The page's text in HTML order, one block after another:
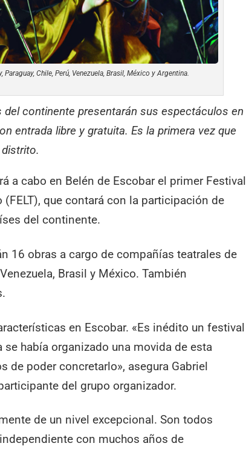
Paraguay, Chile, Perú, Venezuela, Brasil, México y Argentina.
continente presentarán sus espectáculos en
entrada libre y gratuita. Es la primera vez que
a cabo en Belén de Escobar el primer Festival
que contará con la participación de
del continente.
16 obras a cargo de compañías teatrales de
Brasil y México. También
en Escobar. «Es inédito un festival
había organizado una movida de esta
de poder concretarlo», asegura Gabriel
del grupo organizador.
de un nivel excepcional. Son todos
con muchos años de